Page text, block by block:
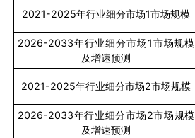
2021-2025年行业细分市场1市场规模
2026-2033年行业细分市场1市场规模
及增速预测
2021-2025年行业细分市场2市场规模
2026-2033年行业细分市场2市场规模
及增速预测